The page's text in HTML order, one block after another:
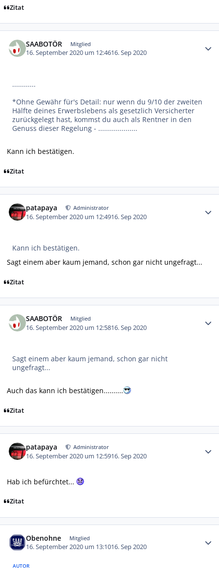
Zitat
SAABOTÖR Mitglied
16. September 2020 um 12:4616. Sep 2020
............
*Ohne Gewähr für's Detail: nur wenn du 9/10 der zweiten
Hälfte deines Erwerbslebens als gesetzlich Versicherter
zurückgelegt hast, kommst du auch als Rentner in den
Genuss dieser Regelung - ....................
Kann ich bestätigen.
Zitat
patapaya Administrator
16. September 2020 um 12:4916. Sep 2020
Kann ich bestätigen.
Sagt einem aber kaum jemand, schon gar nicht ungefragt...
Zitat
SAABOTÖR Mitglied
16. September 2020 um 12:5816. Sep 2020
Sagt einem aber kaum jemand, schon gar nicht
ungefragt...
Auch das kann ich bestätigen..........
Zitat
patapaya Administrator
16. September 2020 um 12:5916. Sep 2020
Hab ich befürchtet...
Zitat
Obenohne Mitglied
16. September 2020 um 13:1016. Sep 2020
AUTOR